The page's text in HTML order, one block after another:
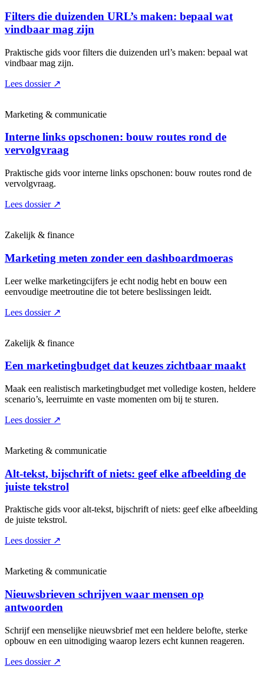
Filters die duizenden URL’s maken: bepaal wat
vindbaar mag zijn
Praktische gids voor filters die duizenden url’s maken: bepaal wat
vindbaar mag zijn.
Lees dossier ↗
Marketing & communicatie
Interne links opschonen: bouw routes rond de
vervolgvraag
Praktische gids voor interne links opschonen: bouw routes rond de
vervolgvraag.
Lees dossier ↗
Zakelijk & finance
Marketing meten zonder een dashboardmoeras
Leer welke marketingcijfers je echt nodig hebt en bouw een
eenvoudige meetroutine die tot betere beslissingen leidt.
Lees dossier ↗
Zakelijk & finance
Een marketingbudget dat keuzes zichtbaar maakt
Maak een realistisch marketingbudget met volledige kosten, heldere
scenario’s, leerruimte en vaste momenten om bij te sturen.
Lees dossier ↗
Marketing & communicatie
Alt-tekst, bijschrift of niets: geef elke afbeelding de
juiste tekstrol
Praktische gids voor alt-tekst, bijschrift of niets: geef elke afbeelding
de juiste tekstrol.
Lees dossier ↗
Marketing & communicatie
Nieuwsbrieven schrijven waar mensen op
antwoorden
Schrijf een menselijke nieuwsbrief met een heldere belofte, sterke
opbouw en een uitnodiging waarop lezers echt kunnen reageren.
Lees dossier ↗